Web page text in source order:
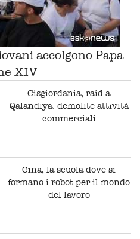
accolgono Papa
XIV
Cisgiordania, raid a
Qalandiya: demolite attività
commerciali
Cina, la scuola dove si
formano i robot per il mondo
del lavoro